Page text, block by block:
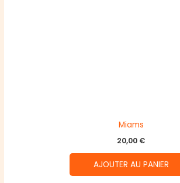
Miams
20,00 €
AJOUTER AU PANIER